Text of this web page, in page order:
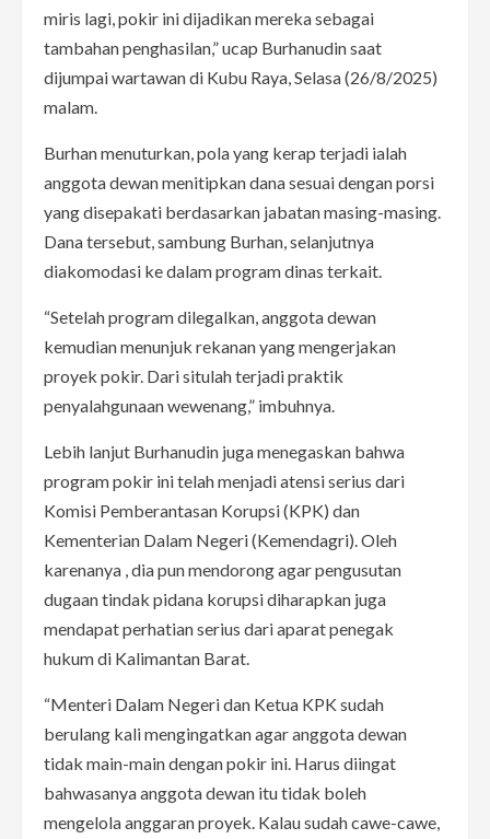
miris lagi, pokir ini dijadikan mereka sebagai
tambahan penghasilan,” ucap Burhanudin saat
dijumpai wartawan di Kubu Raya, Selasa (26/8/2025)
malam.
Burhan menuturkan, pola yang kerap terjadi ialah
anggota dewan menitipkan dana sesuai dengan porsi
yang disepakati berdasarkan jabatan masing-masing.
Dana tersebut, sambung Burhan, selanjutnya
diakomodasi ke dalam program dinas terkait.
“Setelah program dilegalkan, anggota dewan
kemudian menunjuk rekanan yang mengerjakan
proyek pokir. Dari situlah terjadi praktik
penyalahgunaan wewenang,” imbuhnya.
Lebih lanjut Burhanudin juga menegaskan bahwa
program pokir ini telah menjadi atensi serius dari
Komisi Pemberantasan Korupsi (KPK) dan
Kementerian Dalam Negeri (Kemendagri). Oleh
karenanya , dia pun mendorong agar pengusutan
dugaan tindak pidana korupsi diharapkan juga
mendapat perhatian serius dari aparat penegak
hukum di Kalimantan Barat.
“Menteri Dalam Negeri dan Ketua KPK sudah
berulang kali mengingatkan agar anggota dewan
tidak main-main dengan pokir ini. Harus diingat
bahwasanya anggota dewan itu tidak boleh
mengelola anggaran proyek. Kalau sudah cawe-cawe,